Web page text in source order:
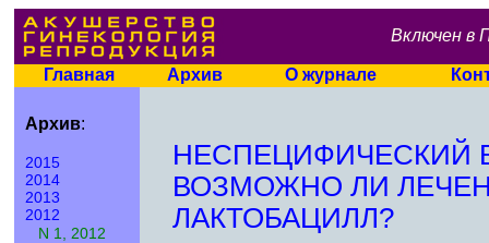
Включен в
Главная Архив О журнале
Архив:
2015
2014
2013
2012
N 1, 2012
НЕСПЕЦИФИЧЕСКИЙ
ВОЗМОЖНО ЛИ
ЛАКТОБАЦИЛЛ?